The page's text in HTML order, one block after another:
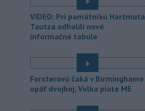
- V bratislavskej rafinérii
Slovnaft horí uskladnený ropný
produkt.TASR o tom informovala
rafinéria s tým, že obyvateľom nehrozí
nebezpečenstvo.
13:50 - Jedným zo zdravotných rizík
na festivale môže byť vyššia
úroveň hluku. Je preto dobré držať sa
VIDEO: Pri pamätníku Hartmuta
Tautza odhalili nové
informačné tabule
Forsterovú čaká v Birminghame
opäť dvojboj, Volka piate ME